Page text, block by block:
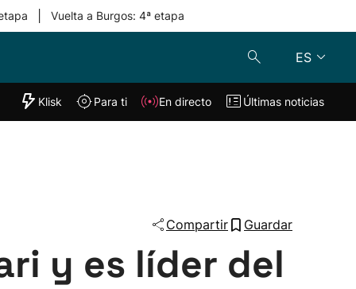
Vuelta a Burgos: 4ª etapa
ES
"Helmuga"
Klisk En directo
Klisk Para ti En directo Últimas noticias
Compartir Guardar
y es líder del